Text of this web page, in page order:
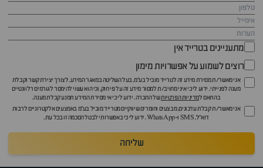
מתעניינים בטרייד אין
רוצים לשמוע על אפשרויות מימון
אני מאשר/ת מסירת מידע זה לטרייד מוביל בע"מ, בעל השליטה במאגר המידע, לצורך יצירת קשר וקבלת
מענה לפנייתי. ידוע לי כי איני מחויב/ת למסור מידע זה על פי חוק, וכי הוא עשוי להימסר לגורמים רלוונטיים
בהתאם למדיניות הפרטיותשל החברה. ידוע לי כי אי מסירת המידע תמנע קבלת מענה.
אני מאשר/ת קבלת עדכונים, מבצעים וחומרים שיווקיים מטרייד מוביל בע"מ באמצעים אלקטרוניים לרבות
דוא״ל, SMS ו-WhatsApp. ידוע לי כי באפשרותי לבטל הסכמה זו בכל עת.
שליחה